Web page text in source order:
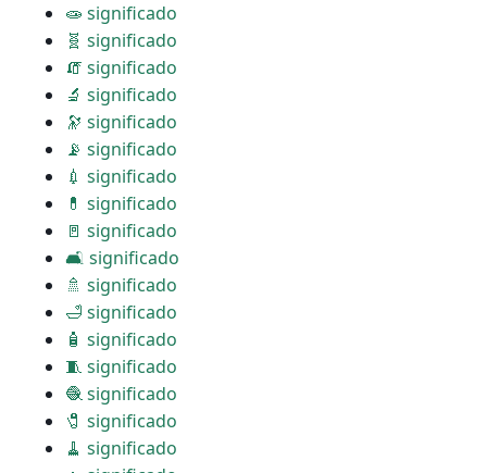
🧫 significado
🧬 significado
🧯 significado
🔬 significado
🔭 significado
📡 significado
💉 significado
💊 significado
🚪 significado
🛋 significado
🚿 significado
🛁 significado
🧴 significado
🧵 significado
🧶 significado
🧷 significado
🧹 significado